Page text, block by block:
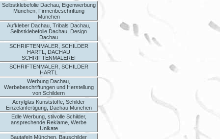
Selbstklebefolie Dachau, Eigenwerbung
München, Firmenbeschriftung
München
Aufkleber Dachau, Tribals Dachau,
Selbstklebefolie Dachau, Design
Dachau
SCHRIFTENMALER, SCHILDER
HARTL, DACHAU
SCHRIFTENMALEREI
SCHRIFTENMALER, SCHILDER
HARTL
Werbung Dachau,
Werbebeschriftungen und Herstellung
von Schildern
Acrylglas Kunststoffe, Schilder
Einzelanfertigung, Dachau München
Edle Werbung, stilvolle Schilder,
ansprechende Reklame, Werbe
Unikate
Bautafeln München, Bauschilder